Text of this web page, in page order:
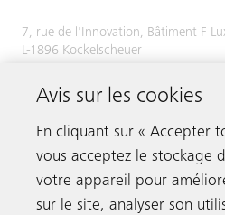
7, rue de l'Innovation, Bâtiment F
L-1896 Kockelscheuer
Tél.+352 48 58 58 1
Fax +352 49 51 54
Prenez contact
Avis sur les cookies
En cliquant sur « Accepter
vous acceptez le stockage
votre appareil pour
sur le site, analyser son